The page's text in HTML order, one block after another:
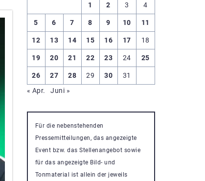
1 2 3 4
5 6 7 8 9 10 11
12 13 14 15 16 17 18
19 20 21 22 23 24 25
26 27 28 29 30
31
« Apr.
Juni »
Für die nebenstehenden
Pressemitteilungen, das angezeigte
Event bzw. das Stellenangebot sowie
für das angezeigte Bild- und
Tonmaterial ist allein der jeweils